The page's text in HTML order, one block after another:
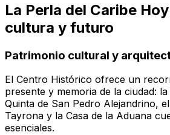
La Perla del Caribe
cultura y futuro
Patrimonio cultural y
El Centro Histórico ofrece un
presente y memoria de la ciudad:
Quinta de San Pedro Alejandrino,
Tayrona y la Casa de la Aduana
esenciales.